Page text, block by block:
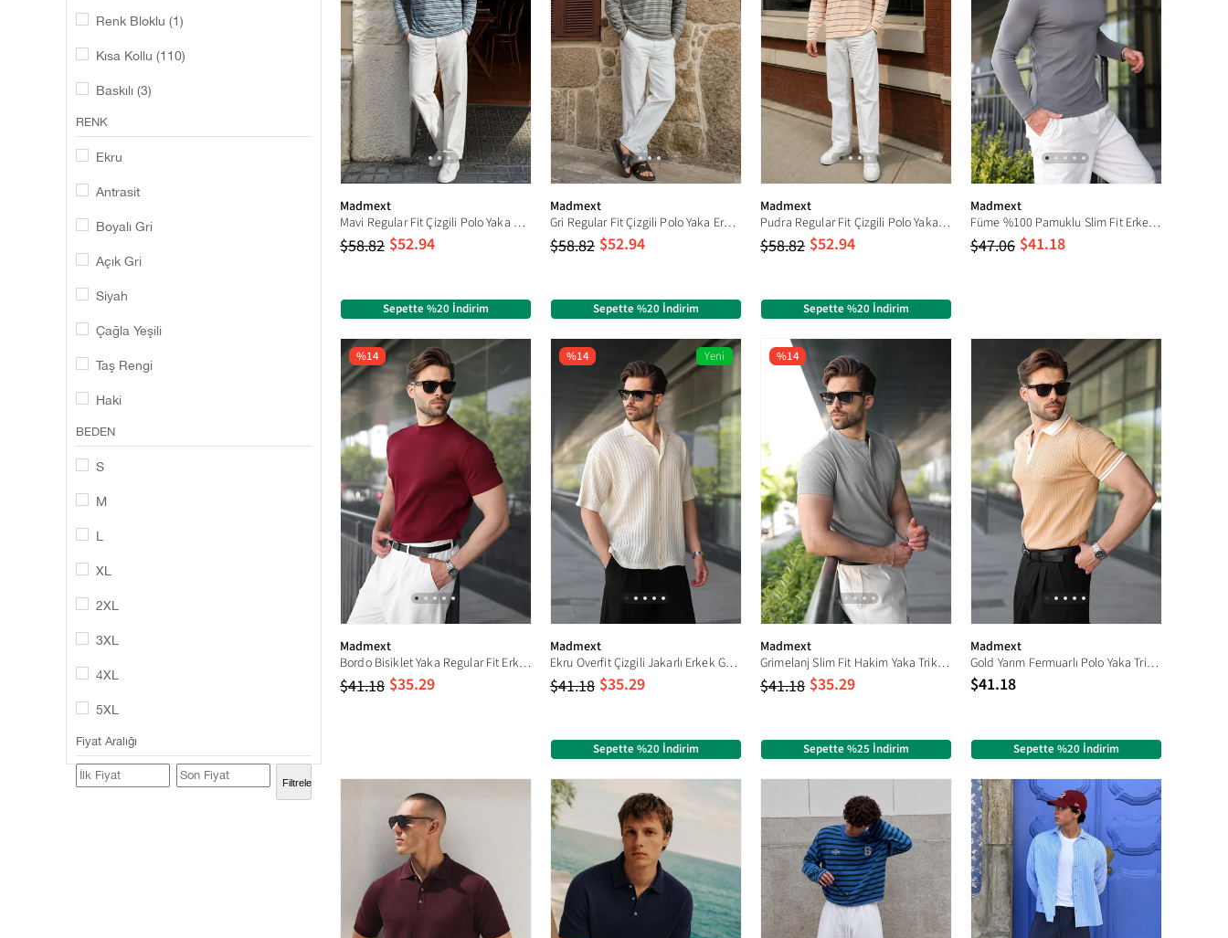
Renk Bloklu (1)
Kısa Kollu (110)
Baskılı(3)
Fermuar Yaka
Polo Yaka
Cep(3)
Çıt Çıt Kapamalı
Bol Paça
Oversize
Desenli(6)
RENK
Ekru
Antrasit
Boyalı Gri
Açık Gri
Siyah
Çağla Yeşili
Taş Rengi
Haki
Kapuçino
Kahverengi
Camel
Acı Kahverengi
İndigo
Kahverengi/Bej
Siyah/Beyaz
BEDEN
S
M
L
XL
2XL
3XL
4XL
5XL
6XL
Fiyat Aralığı
Filtrele
Madmext
Mavi Regular Fit Çizgili Polo Yaka Erkek Tişört E7192
$52.94
$58.82
Sepette %20 İndirim
Madmext
Gri Regular Fit Çizgili Polo Yaka Erkek Tişört E7192
$52.94
$58.82
Sepette %20 İndirim
Madmext
Pudra Regular Fit Çizgili Polo Yaka Erkek Tişört E7192
$52.94
$58.82
Sepette %20 İndirim
Madmext
Füme %100 Pamuklu Slim Fit Erkek Tişört E7187
$41.18
$47.06
Madmext
Bordo Bisiklet Yaka Regular Fit Erkek Tişört E7188
$35.29
$41.18
%14
Madmext
Ekru Overfit Çizgili Jakarlı Erkek Gömlek E6770
$35.29
$41.18
%14
Yeni
Ürün
Sepette %20 İndirim
Madmext
Grimelanj Slim Fit Hakim Yaka Triko Erkek Tişört E7189
$35.29
$41.18
%14
Sepette %25 İndirim
Madmext
Gold Yarım Fermuarlı Polo Yaka Triko Erkek Tişört E7501
$41.18
Sepette %20 İndirim